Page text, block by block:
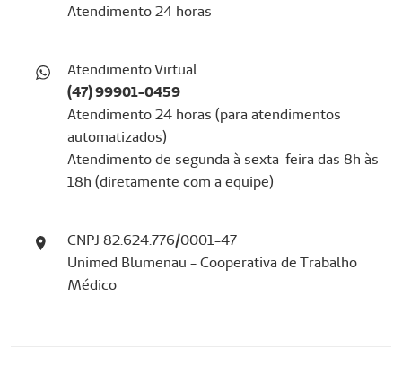
Atendimento 24 horas
Atendimento Virtual
(47) 99901-0459
Atendimento 24 horas (para atendimentos
automatizados)
Atendimento de segunda à sexta-feira das 8h às
18h (diretamente com a equipe)
CNPJ 82.624.776/0001-47
Unimed Blumenau - Cooperativa de Trabalho
Médico